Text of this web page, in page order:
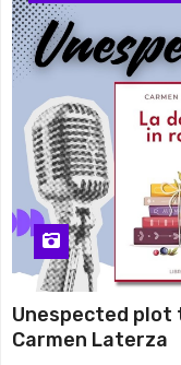
Unespected plot
Carmen Laterza